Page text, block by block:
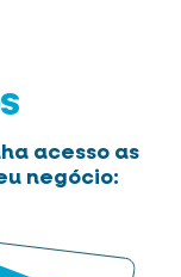
acesso as
negócio: